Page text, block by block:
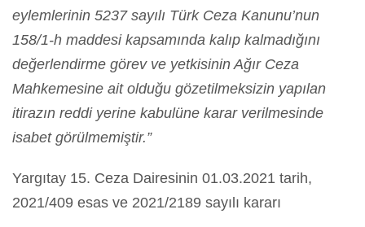
eylemlerinin 5237 sayılı Türk Ceza Kanunu’nun
158/1-h maddesi kapsamında kalıp kalmadığını
değerlendirme görev ve yetkisinin Ağır Ceza
Mahkemesine ait olduğu gözetilmeksizin yapılan
itirazın reddi yerine kabulüne karar verilmesinde
isabet görülmemiştir.”
Yargıtay 15. Ceza Dairesinin 01.03.2021 tarih,
2021/409 esas ve 2021/2189 sayılı kararı